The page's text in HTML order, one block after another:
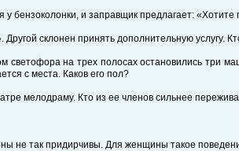
бензоколонки, и заправщик предлагает: «Хотите
склонен принять дополнительную услугу.
светофора на трех полосах остановились три
с места. Каков его пол?
мелодраму. Кто из ее членов сильнее
не так придирчивы. Для женщины такое